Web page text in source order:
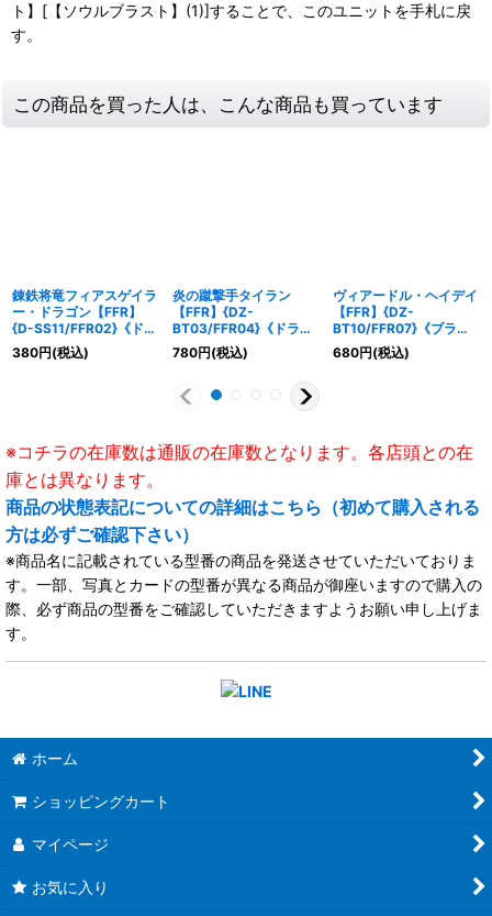
ト】[【ソウルブラスト】(1)]することで、このユニットを手札に戻
す。
この商品を買った人は、こんな商品も買っています
錬鉄将竜フィアスゲイラ
ー・ドラゴン【FFR】
{D-SS11/FFR02}《ドラ
ゴンエンパイア》
380円(税込)
炎の蹴撃手タイラン
【FFR】{DZ-
BT03/FFR04}《ドラゴ
ンエンパイア》
780円(税込)
ヴィアードル・ヘイデイ
【FFR】{DZ-
BT10/FFR07}《ブラン
トゲート》
680円(税込)
※コチラの在庫数は通販の在庫数となります。各店頭との在
庫とは異なります。
商品の状態表記についての詳細はこちら（初めて購入される
方は必ずご確認下さい）
※商品名に記載されている型番の商品を発送させていただいておりま
す。一部、写真とカードの型番が異なる商品が御座いますので購入の
際、必ず商品の型番をご確認していただきますようお願い申し上げま
す。
ホーム
ショッピングカート
マイページ
お気に入り